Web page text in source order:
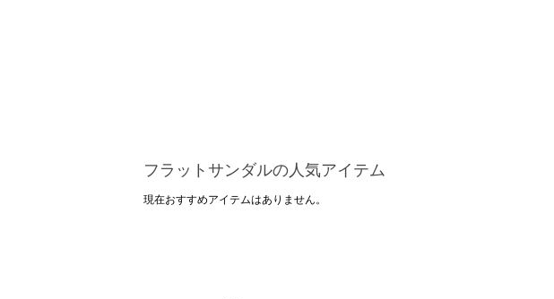
フラットサンダルの人気アイテム
現在おすすめアイテムはありません。